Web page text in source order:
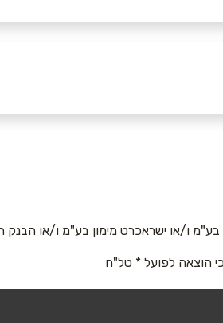
ו/או ישראכרט מימון בע"מ ו/או הבנק
הוצאה לפועל * טל"ח